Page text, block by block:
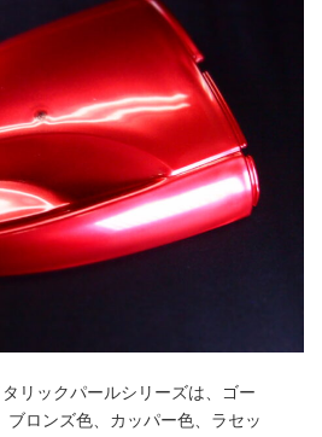
リックパールシリーズは、ゴー
ブロンズ色、カッパー色、ラセッ